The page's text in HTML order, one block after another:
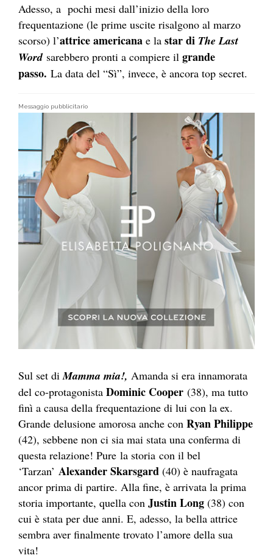
Adesso, a pochi mesi dall’inizio della loro
frequentazione (le prime uscite risalgono al marzo
scorso) l’attrice americana e la star di The Last
Wordsarebbero pronti a compiere il grande
passo. La data del “Sì”, invece, è ancora top secret.
Messaggio pubblicitario
Sul set di Mamma mia!, Amanda si era innamorata
del co-protagonista Dominic Cooper (38), ma tutto
finì a causa della frequentazione di lui con la ex.
Grande delusione amorosa anche con Ryan Philippe
(42), sebbene non ci sia mai stata una conferma di
questa relazione! Pure la storia con il bel
‘Tarzan’ Alexander Skarsgard (40) è naufragata
ancor prima di partire. Alla fine, è arrivata la prima
storia importante, quella con Justin Long (38) con
cui è stata per due anni. E, adesso, la bella attrice
sembra aver finalmente trovato l’amore della sua
vita!